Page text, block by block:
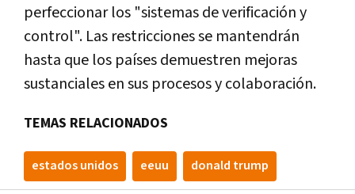
perfeccionar los "sistemas de verificación y
control". Las restricciones se mantendrán
hasta que los países demuestren mejoras
sustanciales en sus procesos y colaboración.
TEMAS RELACIONADOS
estados unidos eeuu donald trump